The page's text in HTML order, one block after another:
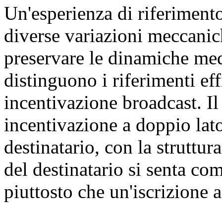
Un'esperienza di
diverse variazioni
preservare le dinamiche
distinguono i riferimenti
incentivazione broadcast.
incentivazione a doppio
destinatario, con la
del destinatario si senta
piuttosto che un'iscrizione